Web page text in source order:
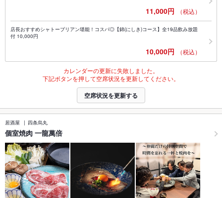
11,000円 （税込）
店長おすすめシャトーブリアン堪能！コスパ◎【錦(にしき)コース】全19品飲み放題
付 10,000円
10,000円 （税込）
カレンダーの更新に失敗しました。
下記ボタンを押して空席状況を更新してください。
空席状況を更新する
居酒屋 四条烏丸
個室焼肉 一龍萬倍